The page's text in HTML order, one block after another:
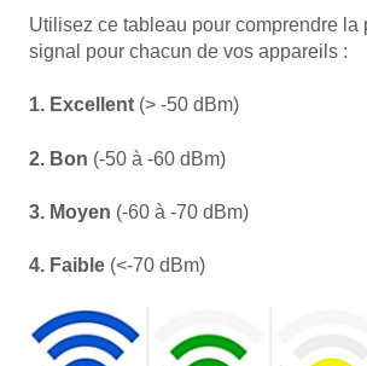
Utilisez ce tableau pour comprendre la
signal pour chacun de vos appareils :
1. Excellent (> -50 dBm)
2. Bon (-50 à -60 dBm)
3. Moyen (-60 à -70 dBm)
4. Faible (<-70 dBm)